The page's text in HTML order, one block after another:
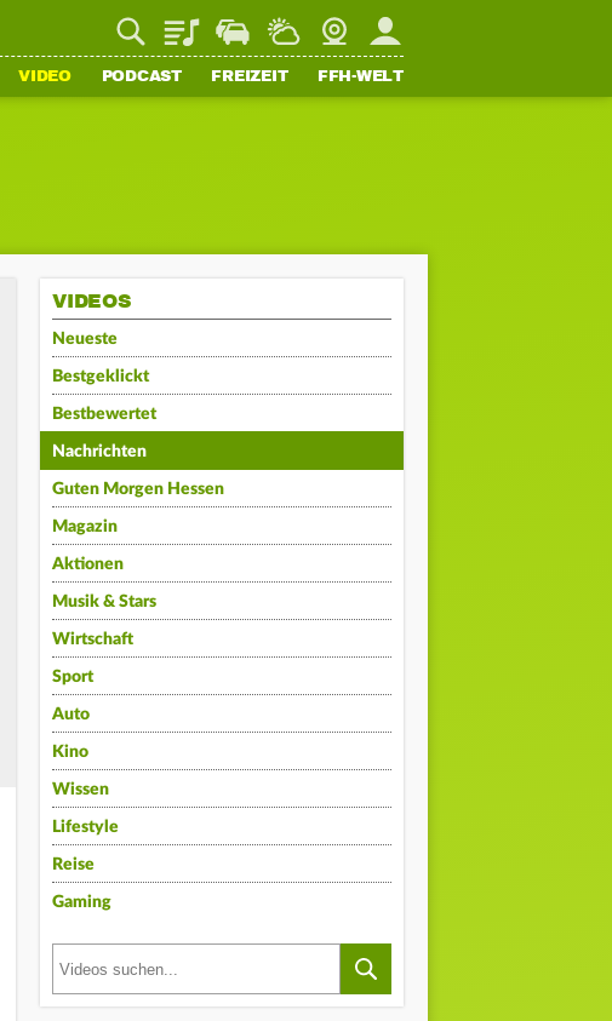
PlaylistStaupilotWetterWebcamMein FFH
VIDEO PODCAST FREIZEIT FFH-WELT
VIDEOS
Neueste
Bestgeklickt
Bestbewertet
Nachrichten
Guten Morgen Hessen
Magazin
Aktionen
Musik & Stars
Wirtschaft
Sport
Auto
Kino
Wissen
Lifestyle
Reise
Gaming